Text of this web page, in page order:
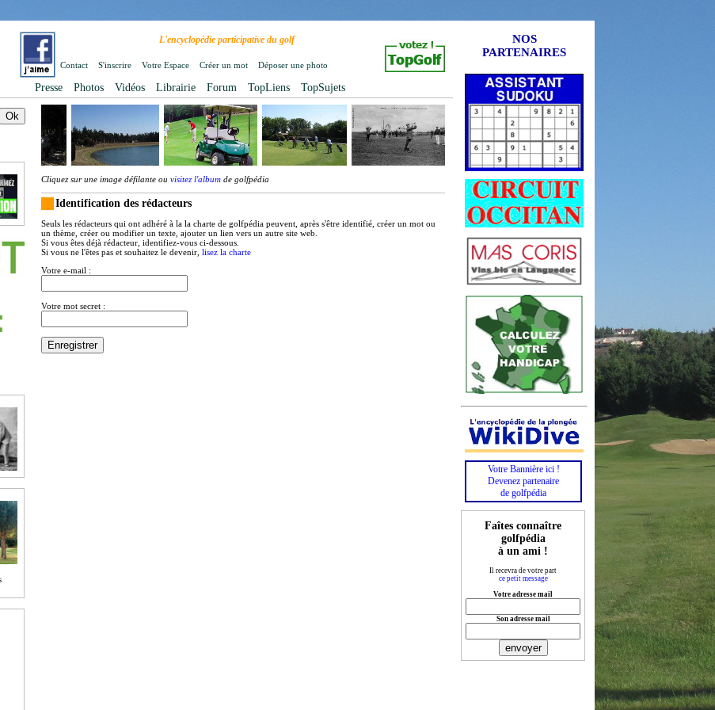
L'encyclopédie participative du golf
Contact S'inscrire Votre Espace Créer un mot Déposer une photo
Presse Photos Vidéos Librairie Forum TopLiens TopSujets
Cliquez sur une image défilante ou visitez l'album de golfpédia
Identification des rédacteurs
Seuls les rédacteurs qui ont adhéré à la la charte de golfpédia peuvent, après s'être identifié, créer un mot ou
un thème, créer ou modifier un texte, ajouter un lien vers un autre site web.
Si vous êtes déjà rédacteur, identifiez-vous ci-dessous.
Si vous ne l'êtes pas et souhaitez le devenir, lisez la charte
Votre e-mail :
Votre mot secret :
NOS
PARTENAIRES
Votre Bannière ici !
Devenez partenaire
de golfpédia
Faîtes connaître
golfpédia
à un ami !
Il recevra de votre part
ce petit message
Votre adresse mail
Son adresse mail